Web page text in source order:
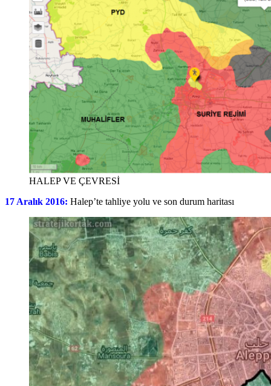
HALEP VE ÇEVRESİ
17 Aralık 2016: Halep’te tahliye yolu ve son durum haritası